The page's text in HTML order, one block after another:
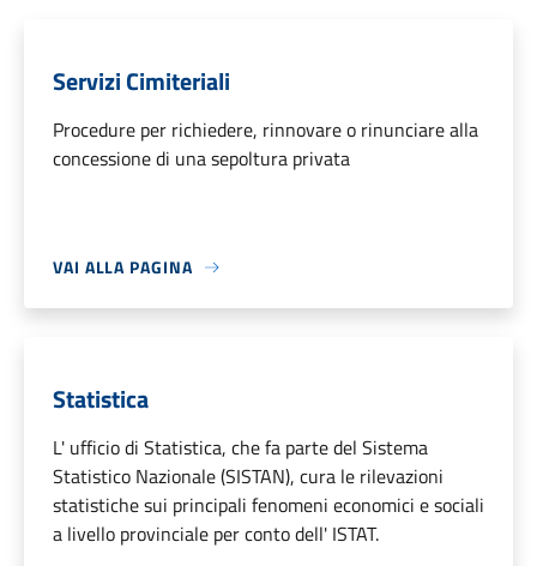
Servizi Cimiteriali
Procedure per richiedere, rinnovare o rinunciare alla
concessione di una sepoltura privata
VAI ALLA PAGINA
Statistica
L' ufficio di Statistica, che fa parte del Sistema
Statistico Nazionale (SISTAN), cura le rilevazioni
statistiche sui principali fenomeni economici e sociali
a livello provinciale per conto dell' ISTAT.